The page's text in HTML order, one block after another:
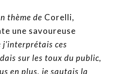
thème de Corelli,
une savoureuse
j’interprétais ces
sur les toux du public,
en plus, je sautais la